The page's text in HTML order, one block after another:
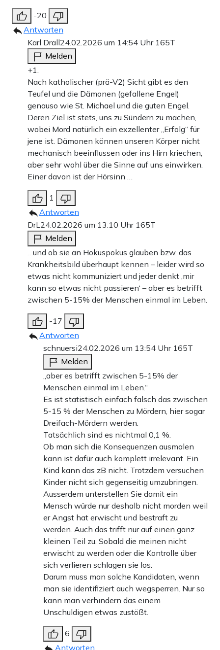
-20
Antworten
Karl Drall24.02.2026 um 14:54 Uhr 165T
Melden
+1.
Nach katholischer (prä-V2) Sicht gibt es den
Teufel und die Dämonen (gefallene Engel)
genauso wie St. Michael und die guten Engel.
Deren Ziel ist stets, uns zu Sündern zu machen,
wobei Mord natürlich ein exzellenter „Erfolg“ für
jene ist. Dämonen können unseren Körper nicht
mechanisch beeinflussen oder ins Hirn kriechen,
aber sehr wohl über die Sinne auf uns einwirken.
Einer davon ist der Hörsinn …
1
Antworten
DrL24.02.2026 um 13:10 Uhr 165T
Melden
…und ob sie an Hokuspokus glauben bzw. das
Krankheitsbild überhaupt kennen – leider wird so
etwas nicht kommuniziert und jeder denkt ‚mir
kann so etwas nicht passieren‘ – aber es betrifft
zwischen 5-15% der Menschen einmal im Leben.
-17
Antworten
schnuersi24.02.2026 um 13:54 Uhr 165T
Melden
„aber es betrifft zwischen 5-15% der
Menschen einmal im Leben.“
Es ist statistisch einfach falsch das zwischen
5-15 % der Menschen zu Mördern, hier sogar
Dreifach-Mördern werden.
Tatsächlich sind es nichtmal 0,1 %.
Ob man sich die Konsequenzen ausmalen
kann ist dafür auch komplett irrelevant. Ein
Kind kann das zB nicht. Trotzdem versuchen
Kinder nicht sich gegenseitig umzubringen.
Ausserdem unterstellen Sie damit ein
Mensch würde nur deshalb nicht morden weil
er Angst hat erwischt und bestraft zu
werden. Auch das trifft nur auf einen ganz
kleinen Teil zu. Sobald die meinen nicht
erwischt zu werden oder die Kontrolle über
sich verlieren schlagen sie los.
Darum muss man solche Kandidaten, wenn
man sie identifiziert auch wegsperren. Nur so
kann man verhindern das einem
Unschuldigen etwas zustößt.
6
Antworten